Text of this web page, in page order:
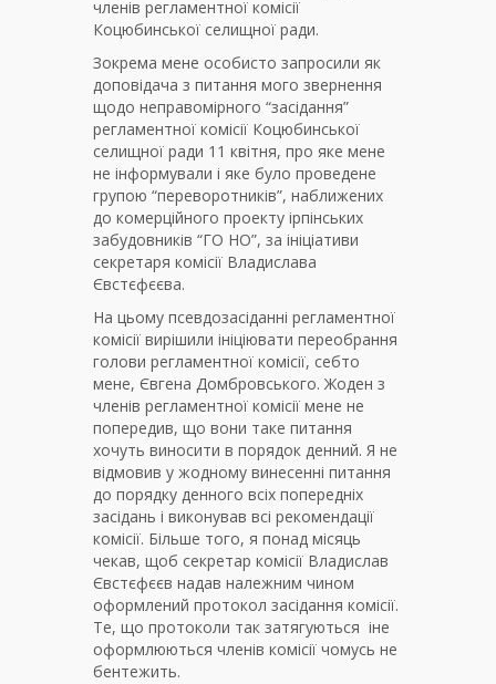
членів регламентної комісії
Коцюбинської селищної ради.
Зокрема мене особисто запросили як
доповідача з питання мого звернення
щодо неправомірного “засідання”
регламентної комісії Коцюбинської
селищної ради 11 квітня, про яке мене
не інформували і яке було проведене
групою “переворотників”, наближених
до комерційного проекту ірпінських
забудовників “ГО НО”, за ініціативи
секретаря комісії Владислава
Євстєфєєва.
На цьому псевдозасіданні регламентної
комісії вирішили ініціювати переобрання
голови регламентної комісії, себто
мене, Євгена Домбровського. Жоден з
членів регламентної комісії мене не
попередив, що вони таке питання
хочуть виносити в порядок денний. Я не
відмовив у жодному винесенні питання
до порядку денного всіх попередніх
засідань і виконував всі рекомендації
комісії. Більше того, я понад місяць
чекав, щоб секретар комісії Владислав
Євстєфєєв надав належним чином
оформлений протокол засідання комісії.
Те, що протоколи так затягуються іне
оформлюються членів комісії чомусь не
бентежить.